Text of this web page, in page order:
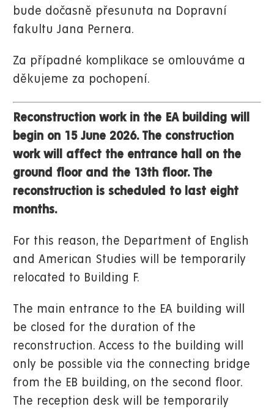
bude dočasně přesunuta na Dopravní
fakultu Jana Pernera.
Za případné komplikace se omlouváme a
děkujeme za pochopení.
Reconstruction work in the EA building will
begin on 15 June 2026. The construction
work will affect the entrance hall on the
ground floor and the 13th floor. The
reconstruction is scheduled to last eight
months.
For this reason, the Department of English
and American Studies will be temporarily
relocated to Building F.
The main entrance to the EA building will
be closed for the duration of the
reconstruction. Access to the building will
only be possible via the connecting bridge
from the EB building, on the second floor.
The reception desk will be temporarily